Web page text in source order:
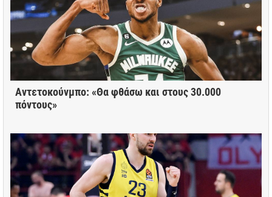
Αντετοκούνμπο: «Θα φθάσω και στους 30.000
πόντους»